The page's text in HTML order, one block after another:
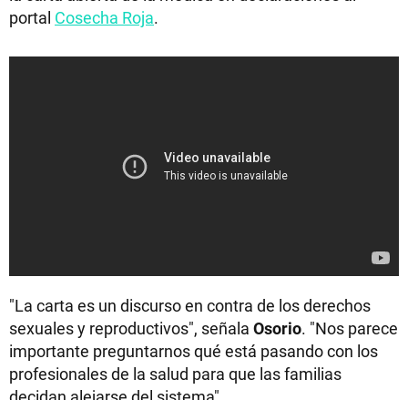
portal Cosecha Roja.
"La carta es un discurso en contra de los derechos
sexuales y reproductivos", señala Osorio. "Nos parece
importante preguntarnos qué está pasando con los
profesionales de la salud para que las familias